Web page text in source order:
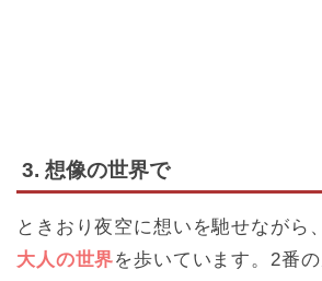
3. 想像の世界で
ときおり夜空に想いを馳せながら
大人の世界を歩いています。2番の